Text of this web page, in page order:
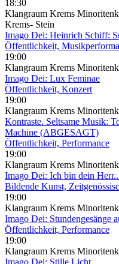
18:30
Klangraum Krems
Krems- Stein
Imago Dei: Heinrich Schiff:
Öffentlichkeit,
19:00
Klangraum Krems
Imago Dei: Lux Feminae
Öffentlichkeit, Konzert
19:00
Klangraum Krems
Kontraste. Seltsame Musik:
Machine (ABGESAGT)
Öffentlichkeit, Performance
19:00
Klangraum Krems
Imago Dei: Ich bin dein
Bildende Kunst,
19:00
Klangraum Krems
Imago Dei: Stundengesänge
Öffentlichkeit, Performance
19:00
Klangraum Krems
Imago Dei: Stille.Licht